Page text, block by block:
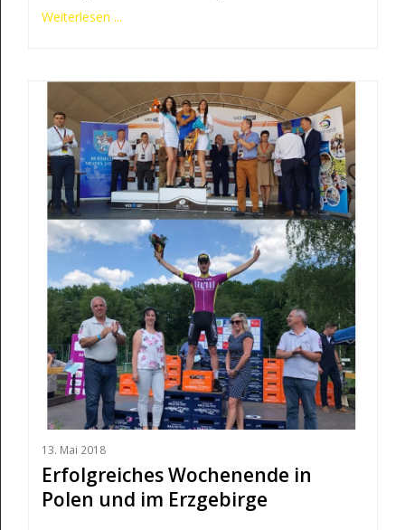
Weiterlesen ...
13. Mai 2018
Erfolgreiches Wochenende in
Polen und im Erzgebirge